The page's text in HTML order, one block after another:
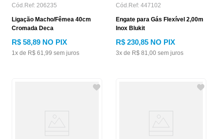
Cód.Ref: 206235
Ligação Macho/Fêmea 40cm
Cromada Deca
R$ 58,89 NO PIX
1x de R$ 61,99 sem juros
Cód.Ref: 447102
Engate para Gás Flexível 2,00m
Inox Blukit
R$ 230,85 NO PIX
3x de R$ 81,00 sem juros